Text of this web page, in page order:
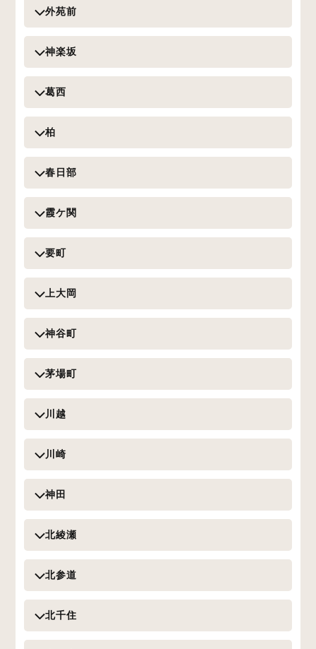
外苑前
神楽坂
葛西
柏
春日部
霞ケ関
要町
上大岡
神谷町
茅場町
川越
川崎
神田
北綾瀬
北参道
北千住